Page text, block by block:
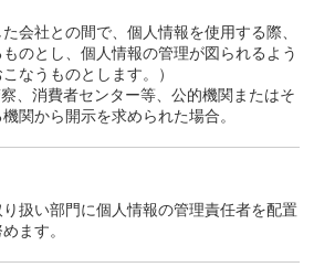
会社との間で、個人情報を使用する際、
のとし、個人情報の管理が図られるよう
なうものとします。）
、消費者センター等、公的機関またはそ
関から開示を求められた場合。
扱い部門に個人情報の管理責任者を配置
ます。